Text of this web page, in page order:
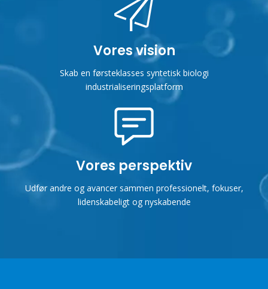
Vores vision
Skab en førsteklasses syntetisk biologi
industrialiseringsplatform
Vores perspektiv
Udfør andre og avancer sammen professionelt, fokuser,
lidenskabeligt og nyskabende